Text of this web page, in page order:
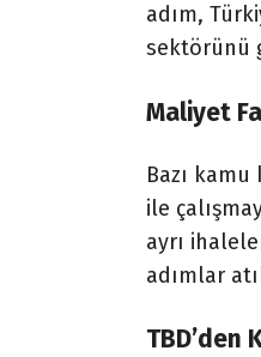
adım,
sektörünü
Maliyet
Bazı
ile
ayrı
adımlar
TBD’den